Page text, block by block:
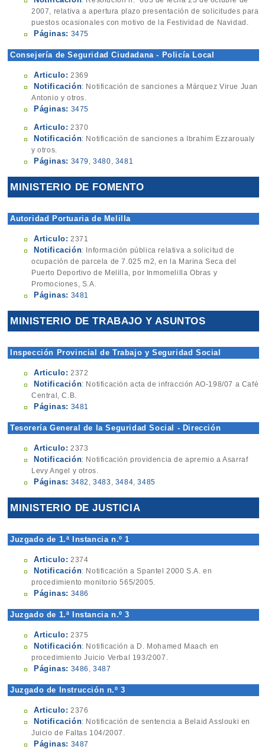
2007, relativa a apertura plazo presentación de solicitudes para
puestos ocasionales con motivo de la Festividad de Navidad.
Páginas: 3475
Consejería de Seguridad Ciudadana - Policía Local
Articulo: 2369
Notificación: Notificación de sanciones a Márquez Virue Juan
Antonio y otros.
Páginas: 3475
Articulo: 2370
Notificación: Notificación de sanciones a Ibrahim Ezzaroualy
y otros.
Páginas: 3479 ,3480, 3481
MINISTERIO DE FOMENTO
Autoridad Portuaria de Melilla
Articulo: 2371
Notificación: Información pública relativa a solicitud de
ocupación de parcela de 7.025 m2, en la Marina Seca del
Puerto Deportivo de Melilla, por Inmomelilla Obras y
Promociones, S.A.
Páginas: 3481
MINISTERIO DE TRABAJO Y ASUNTOS
Inspección Provincial de Trabajo y Seguridad Social
Articulo: 2372
Notificación: Notificación acta de infracción AO-198/07 a Café
Central, C.B.
Páginas: 3481
Tesorería General de la Seguridad Social - Dirección
Articulo: 2373
Notificación: Notificación providencia de apremio a Asarraf
Levy Angel y otros.
Páginas: 3482 ,3483 , 3484,3485
MINISTERIO DE JUSTICIA
Juzgado de 1.ª Instancia n.º 1
Articulo: 2374
Notificación: Notificación a Spantel 2000 S.A. en
procedimiento monitorio 565/2005.
Páginas: 3486
Juzgado de 1.ª Instancia n.º 3
Articulo: 2375
Notificación: Notificación a D. Mohamed Maach en
procedimiento Juicio Verbal 193/2007.
Páginas: 3486 ,3487
Juzgado de Instrucción n.º 3
Articulo: 2376
Notificación: Notificación de sentencia a Belaid Asslouki en
Juicio de Faltas 104/2007.
Páginas: 3487